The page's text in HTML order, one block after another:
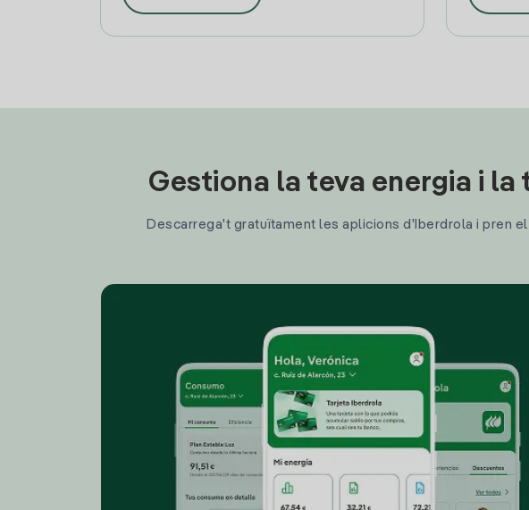
Gestiona la teva energia i
Descarrega't gratuïtament les aplicions d'Iberdrola i pren